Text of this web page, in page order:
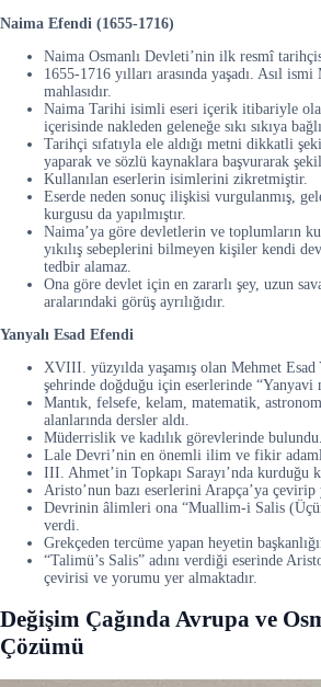
Naima Efendi (1655-1716)
Naima Osmanlı Devleti’nin ilk resmî
1655-1716 yılları arasında yaşadı. Asıl
mahlasıdır.
Naima Tarihi isimli eseri içerik itibariyle
içerisinde nakleden geleneğe sıkı sıkıya
Tarihçi sıfatıyla ele aldığı metni dikkatli
yaparak ve sözlü kaynaklara başvurarak
Kullanılan eserlerin isimlerini zikretmiştir.
Eserde neden sonuç ilişkisi vurgulanmış,
kurgusu da yapılmıştır.
Naima’ya göre devletlerin ve toplumların
yıkılış sebeplerini bilmeyen kişiler kendi
tedbir alamaz.
Ona göre devlet için en zararlı şey, uzun
aralarındaki görüş ayrılığıdır.
Yanyalı Esad Efendi
XVIII. yüzyılda yaşamış olan Mehmet Esad
şehrinde doğduğu için eserlerinde “Yanyavi
Mantık, felsefe, kelam, matematik,
alanlarında dersler aldı.
Müderrislik ve kadılık görevlerinde bulundu.
Lale Devri’nin en önemli ilim ve fikir
III. Ahmet’in Topkapı Sarayı’nda kurduğu
Aristo’nun bazı eserlerini Arapça’ya çevirip
Devrinin âlimleri ona “Muallim-i Salis
verdi.
Grekçeden tercüme yapan heyetin
“Talimü’s Salis” adını verdiği eserinde
çevirisi ve yorumu yer almaktadır.
Değişim Çağında Avrupa ve
Çözümü